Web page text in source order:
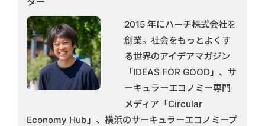
2015 年にハーチ株式会社を
創業。社会をもっとよくす
る世界のアイデアマガジン
「IDEAS FOR GOOD」、サ
ーキュラーエコノミー専門
メディア「Circular
Economy Hub」、横浜のサーキュラーエコノミープ